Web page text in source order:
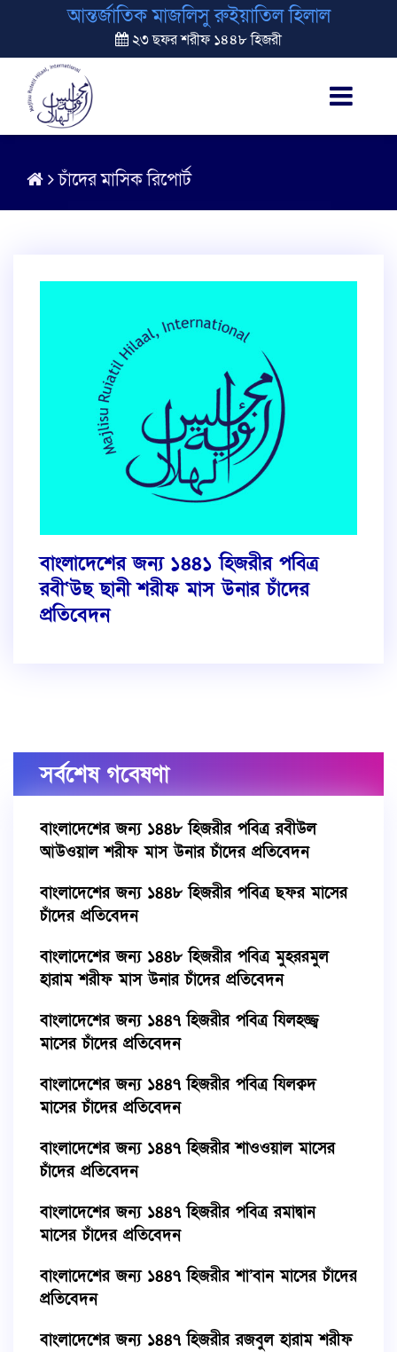
আন্তর্জাতিক মাজলিসু রুইয়াতিল হিলাল
২৩ ছফর শরীফ ১৪৪৮ হিজরী
চাঁদের মাসিক রিপোর্ট
বাংলাদেশের জন্য ১৪৪১ হিজরীর পবিত্র
রবী‘উছ ছানী শরীফ মাস উনার চাঁদের
প্রতিবেদন
সর্বশেষ গবেষণা
বাংলাদেশের জন্য ১৪৪৮ হিজরীর পবিত্র রবীউল
আউওয়াল শরীফ মাস উনার চাঁদের প্রতিবেদন
বাংলাদেশের জন্য ১৪৪৮ হিজরীর পবিত্র ছফর মাসের
চাঁদের প্রতিবেদন
বাংলাদেশের জন্য ১৪৪৮ হিজরীর পবিত্র মুহররমুল
হারাম শরীফ মাস উনার চাঁদের প্রতিবেদন
বাংলাদেশের জন্য ১৪৪৭ হিজরীর পবিত্র যিলহজ্জ্ব
মাসের চাঁদের প্রতিবেদন
বাংলাদেশের জন্য ১৪৪৭ হিজরীর পবিত্র যিলক্বদ
মাসের চাঁদের প্রতিবেদন
বাংলাদেশের জন্য ১৪৪৭ হিজরীর শাওওয়াল মাসের
চাঁদের প্রতিবেদন
বাংলাদেশের জন্য ১৪৪৭ হিজরীর পবিত্র রমাদ্বান
মাসের চাঁদের প্রতিবেদন
বাংলাদেশের জন্য ১৪৪৭ হিজরীর শা’বান মাসের চাঁদের
প্রতিবেদন
বাংলাদেশের জন্য ১৪৪৭ হিজরীর রজবুল হারাম শরীফ